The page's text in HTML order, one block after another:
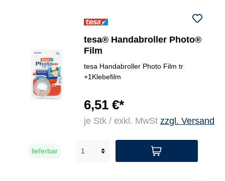
tesa® Handabroller Photo®
Film
tesa Handabroller Photo Film tr
+1Klebefilm
6,51 €*
je Stk / exkl. MwStzzgl. Versand
lieferbar